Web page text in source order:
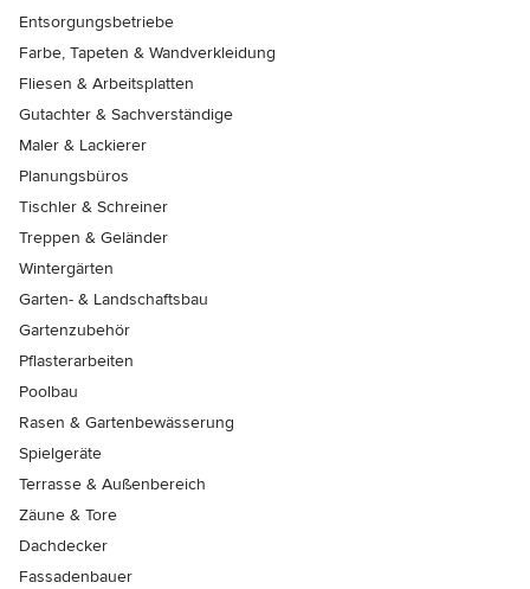
Entsorgungsbetriebe
Farbe, Tapeten & Wandverkleidung
Fliesen & Arbeitsplatten
Gutachter & Sachverständige
Maler & Lackierer
Planungsbüros
Tischler & Schreiner
Treppen & Geländer
Wintergärten
Garten- & Landschaftsbau
Gartenzubehör
Pflasterarbeiten
Poolbau
Rasen & Gartenbewässerung
Spielgeräte
Terrasse & Außenbereich
Zäune & Tore
Dachdecker
Fassadenbauer